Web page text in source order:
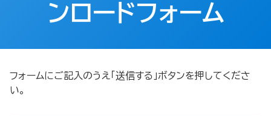
ンロードフォーム
フォームにご記入のうえ「送信する」ボタンを押してくださ
い。